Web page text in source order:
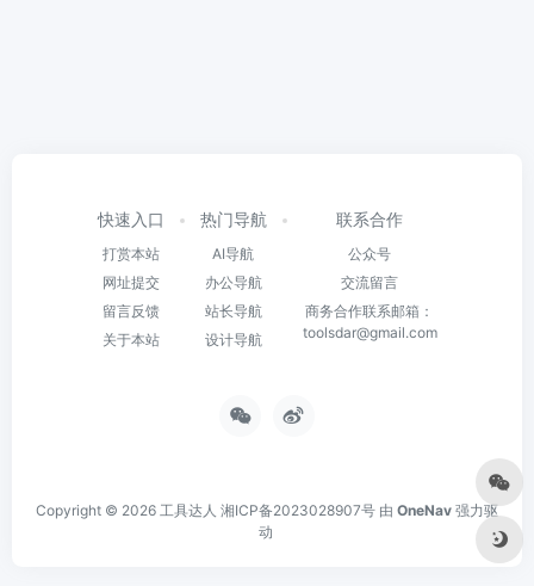
快速入口
打赏本站
网址提交
留言反馈
关于本站
热门导航
AI导航
办公导航
站长导航
设计导航
联系合作
公众号
交流留言
商务合作联系邮箱：
toolsdar@gmail.com
Copyright © 2026 工具达人 湘ICP备2023028907号 由 OneNav 强力驱
动